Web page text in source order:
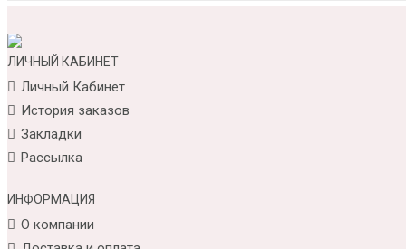
ЛИЧНЫЙ КАБИНЕТ
Личный Кабинет
История заказов
Закладки
Рассылка
ИНФОРМАЦИЯ
О компании